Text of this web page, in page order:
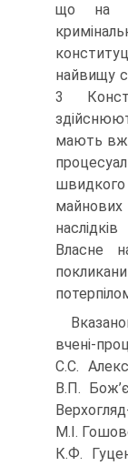
що на
найвищу
3
мають
Власне
вчені-
С.С.
В.П.
М.І.
К.Ф.